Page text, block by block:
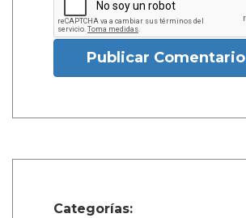
Publicar Comentario
Categorías: